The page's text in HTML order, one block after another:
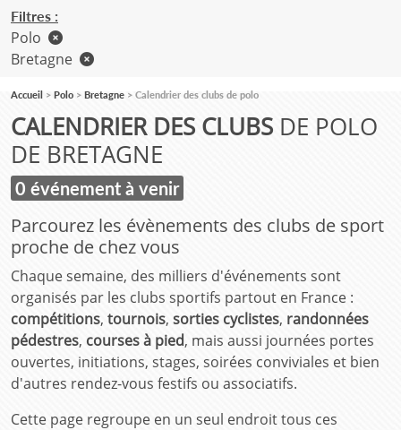
CALENDRIER DES CLUBS DE POLO
DE BRETAGNE
0 événement à venir
Parcourez les évènements des clubs de sport
proche de chez vous
Chaque semaine, des milliers d'événements sont
organisés par les clubs sportifs partout en France :
compétitions, tournois, sorties cyclistes, randonnées
pédestres, courses à pied, mais aussi journées portes
ouvertes, initiations, stages, soirées conviviales et bien
d'autres rendez-vous festifs ou associatifs.
Cette page regroupe en un seul endroit tous ces
Filtres :
Polo
Bretagne
Accueil Polo Bretagne Calendrier des clubs de polo